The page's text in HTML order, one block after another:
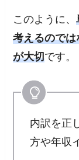
このように、
考えるので
が大切です。
内訳を正
方や年収